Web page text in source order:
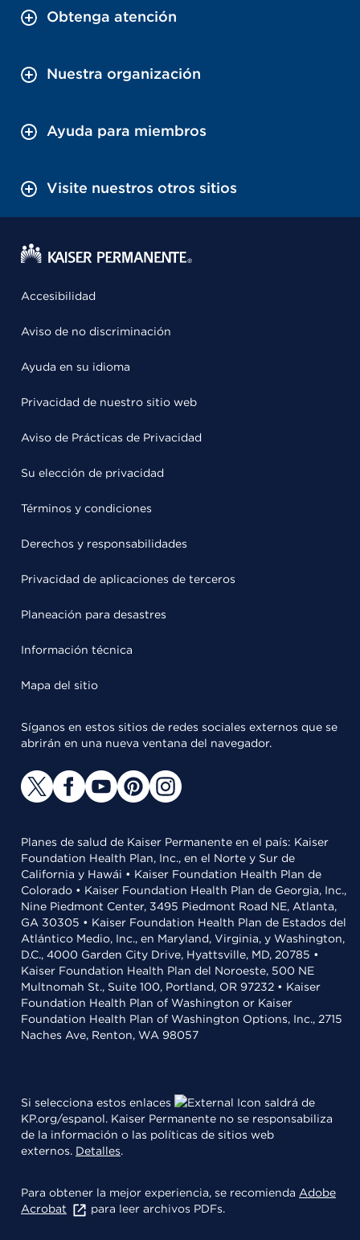
Obtenga atención
Nuestra organización
Ayuda para miembros
Visite nuestros otros sitios
Accesibilidad
Aviso de no discriminación
Ayuda en su idioma
Privacidad de nuestro sitio web
Aviso de Prácticas de Privacidad
Su elección de privacidad
Términos y condiciones
Derechos y responsabilidades
Privacidad de aplicaciones de terceros
Planeación para desastres
Información técnica
Mapa del sitio
Síganos en estos sitios de redes sociales externos que se
abrirán en una nueva ventana del navegador.
Planes de salud de Kaiser Permanente en el país: Kaiser
Foundation Health Plan, Inc., en el Norte y Sur de
California y Hawái • Kaiser Foundation Health Plan de
Colorado • Kaiser Foundation Health Plan de Georgia, Inc.,
Nine Piedmont Center, 3495 Piedmont Road NE, Atlanta,
GA 30305 • Kaiser Foundation Health Plan de Estados del
Atlántico Medio, Inc., en Maryland, Virginia, y Washington,
D.C., 4000 Garden City Drive, Hyattsville, MD, 20785 •
Kaiser Foundation Health Plan del Noroeste, 500 NE
Multnomah St., Suite 100, Portland, OR 97232 • Kaiser
Foundation Health Plan of Washington or Kaiser
Foundation Health Plan of Washington Options, Inc., 2715
Naches Ave, Renton, WA 98057
Si selecciona estos enlaces
saldrá de
KP.org/espanol. Kaiser Permanente no se responsabiliza
de la información o las políticas de sitios web
externos. Detalles.
Para obtener la mejor experiencia, se recomienda Adobe
Acrobat
para leer archivos PDFs.